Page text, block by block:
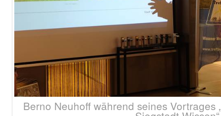
Berno Neuhoff während seines Vortrages